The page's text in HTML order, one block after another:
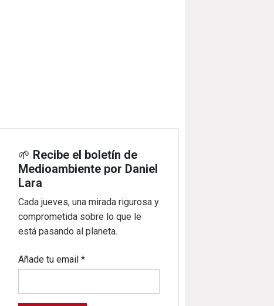
🌱 Recibe el boletín de
Medioambiente por Daniel
Lara
Cada jueves, una mirada rigurosa y
comprometida sobre lo que le
está pasando al planeta.
Añade tu email*